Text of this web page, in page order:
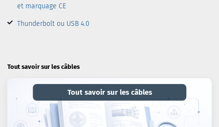
et marquage CE
Thunderbolt ou USB 4.0
Tout savoir sur les câbles
Tout savoir sur les câbles